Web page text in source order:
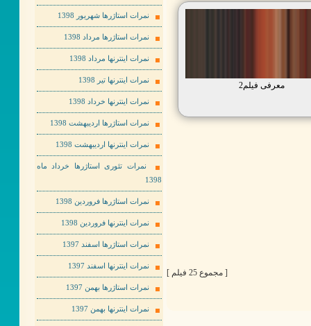
معرفی فیلم2
[ مجموع 25 فیلم ]
نمرات استاژرها شهریور 1398
نمرات استاژرها مرداد 1398
نمرات اینترنها مرداد 1398
نمرات اینترنها تیر 1398
نمرات اینترنها خرداد 1398
نمرات استاژرها اردیبهشت 1398
نمرات اینترنها اردیبهشت 1398
نمرات تئوری استاژرها خرداد ماه
1398
نمرات استاژرها فروردین 1398
نمرات اینترنها فروردین 1398
نمرات استاژرها اسفند 1397
نمرات اینترنها اسفند 1397
نمرات استاژرها بهمن 1397
نمرات اینترنها بهمن 1397